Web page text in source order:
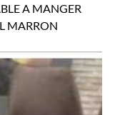
A MANGER
MARRON